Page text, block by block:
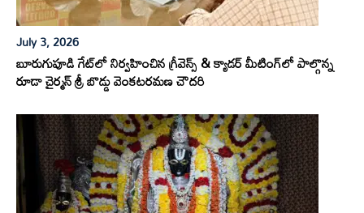
July 3, 2026
బూరుగుపూడి గేట్‌లో నిర్వహించిన గ్రీవెన్స్ & క్యాడర్ మీటింగ్‌లో పాల్గొన్న
రూడా చైర్మన్ శ్రీ బొడ్డు వెంకటరమణ చౌదరి